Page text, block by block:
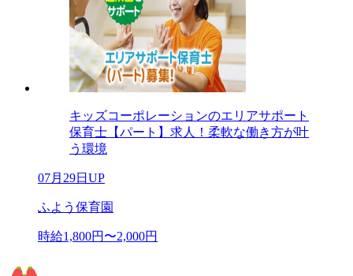
キッズコーポレーションのエリアサポート
保育士【パート】求人！柔軟な働き方が叶
う環境
07月29日UP
ふよう保育園
時給1,800円〜2,000円